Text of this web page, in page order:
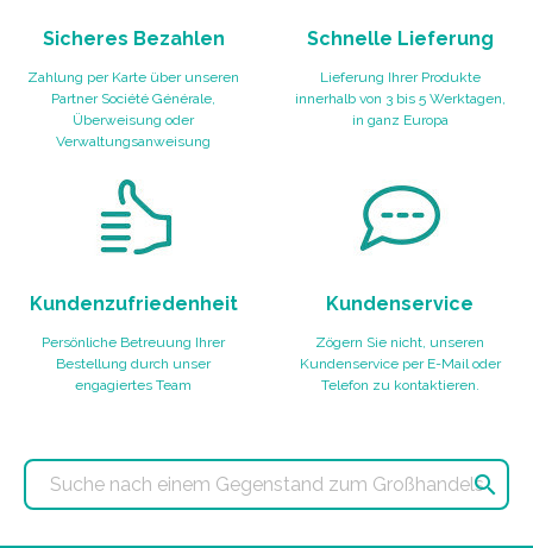
Sicheres Bezahlen
Zahlung per Karte über unseren
Partner Société Générale,
Überweisung oder
Verwaltungsanweisung
Schnelle Lieferung
Lieferung Ihrer Produkte
innerhalb von 3 bis 5 Werktagen,
in ganz Europa
Kundenzufriedenheit
Persönliche Betreuung Ihrer
Bestellung durch unser
engagiertes Team
Kundenservice
Zögern Sie nicht, unseren
Kundenservice per E-Mail oder
Telefon zu kontaktieren.
